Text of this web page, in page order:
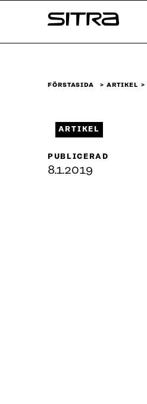
↓
Sitra
FÖRSTASIDA ARTIKEL
ARTIKEL
PUBLICERAD
8.1.2019